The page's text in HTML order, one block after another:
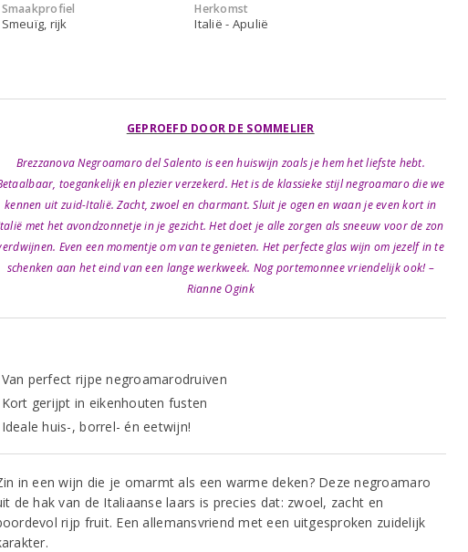
Smaakprofiel
Smeuïg, rijk
Herkomst
Italië - Apulië
GEPROEFD DOOR DE SOMMELIER
Brezzanova Negroamaro del Salento is een huiswijn zoals je hem het liefste hebt.
toegankelijk en plezier verzekerd. Het is de klassieke stijl negroamaro die we
kennen uit zuid-Italië. Zacht, zwoel en charmant. Sluit je ogen en waan je even kort in
met het avondzonnetje in je gezicht. Het doet je alle zorgen als sneeuw voor de zon
Even een momentje om van te genieten. Het perfecte glas wijn om jezelf in te
schenken aan het eind van een lange werkweek. Nog portemonnee vriendelijk ook! –
Rianne Ogink
Van perfect rijpe negroamarodruiven
Kort gerijpt in eikenhouten fusten
Ideale huis-, borrel- én eetwijn!
in een wijn die je omarmt als een warme deken? Deze negroamaro
de hak van de Italiaanse laars is precies dat: zwoel, zacht en
rijp fruit. Een allemansvriend met een uitgesproken zuidelijk